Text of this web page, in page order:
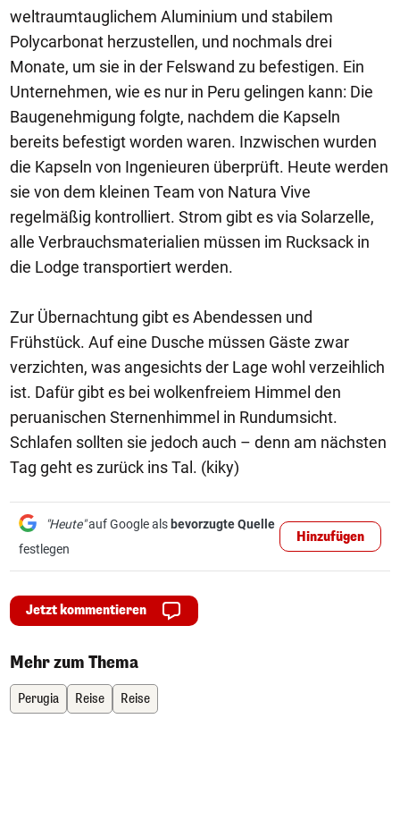
weltraumtauglichem Aluminium und stabilem
Polycarbonat herzustellen, und nochmals drei
Monate, um sie in der Felswand zu befestigen. Ein
Unternehmen, wie es nur in Peru gelingen kann: Die
Baugenehmigung folgte, nachdem die Kapseln
bereits befestigt worden waren. Inzwischen wurden
die Kapseln von Ingenieuren überprüft. Heute werden
sie von dem kleinen Team von Natura Vive
regelmäßig kontrolliert. Strom gibt es via Solarzelle,
alle Verbrauchsmaterialien müssen im Rucksack in
die Lodge transportiert werden.
Zur Übernachtung gibt es Abendessen und
Frühstück. Auf eine Dusche müssen Gäste zwar
verzichten, was angesichts der Lage wohl verzeihlich
ist. Dafür gibt es bei wolkenfreiem Himmel den
peruanischen Sternenhimmel in Rundumsicht.
Schlafen sollten sie jedoch auch – denn am nächsten
Tag geht es zurück ins Tal. (kiky)
"Heute"auf Google als bevorzugte Quelle
festlegen
Hinzufügen
Jetzt kommentieren
Mehr zum Thema
Perugia Reise Reise